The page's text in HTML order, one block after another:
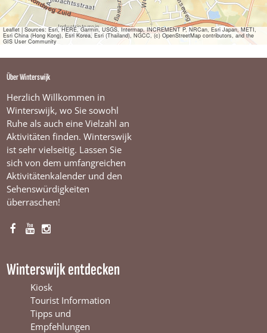
r
s
w
Leaflet|Sources: Esri, HERE, Garmin, USGS, Intermap, INCREMENT P, NRCan, Esri Japan, METI,
Esri China (Hong Kong), Esri Korea, Esri (Thailand), NGCC, (c) OpenStreetMap contributors, and the
GIS User Community
Über Winterswijk
Herzlich Willkommen in
Winterswijk, wo Sie sowohl
Ruhe als auch eine Vielzahl an
Aktivitäten finden. Winterswijk
ist sehr vielseitig. Lassen Sie
sich von dem umfangreichen
Aktivitätenkalender und den
Sehenswürdigkeiten
überraschen!
F
e
Y
T
u
b
e
W
I
t
a
g
r
a
Winterswijk entdecken
Kiosk
Tourist Information
Tipps und
Empfehlungen